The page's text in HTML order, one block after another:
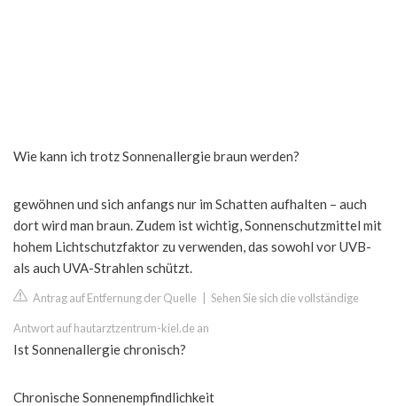
Wie kann ich trotz Sonnenallergie braun werden?
gewöhnen und sich anfangs nur im Schatten aufhalten – auch
dort wird man braun. Zudem ist wichtig, Sonnenschutzmittel mit
hohem Lichtschutzfaktor zu verwenden, das sowohl vor UVB-
als auch UVA-Strahlen schützt.
Antrag auf Entfernung der Quelle Sehen Sie sich die vollständige
Antwort auf hautarztzentrum-kiel.de an
Ist Sonnenallergie chronisch?
Chronische Sonnenempfindlichkeit